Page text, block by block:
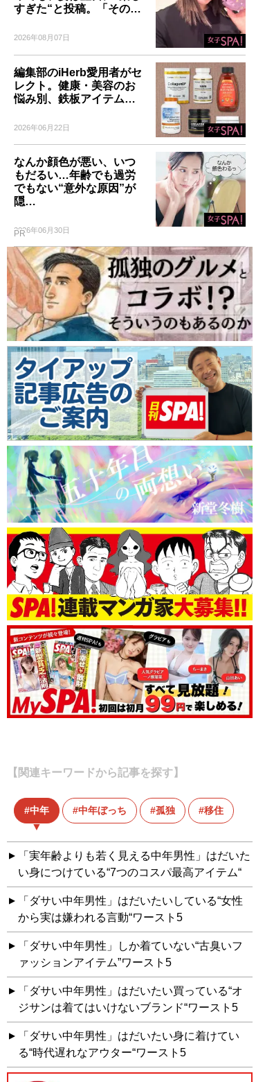
すぎた“と投稿。「その…
2026年08月07日
編集部のiHerb愛用者がセ
レクト。健康・美容のお
悩み別、鉄板アイテム…
2026年06月22日
なんか顔色が悪い、いつ
もだるい…年齢でも過労
でもない“意外な原因”が
隠…
2026年06月30日
PR
【関連キーワードから記事を探す】
中年 中年ぼっち 孤独 移住
「実年齢よりも若く見える中年男性」はだいた
い身につけている“7つのコスパ最高アイテム“
「ダサい中年男性」はだいたいしている“女性
から実は嫌われる言動“ワースト5
「ダサい中年男性」しか着ていない“古臭いフ
ァッションアイテム”ワースト5
「ダサい中年男性」はだいたい買っている“オ
ジサンは着てはいけないブランド“ワースト5
「ダサい中年男性」はだいたい身に着けてい
る“時代遅れなアウター“ワースト5